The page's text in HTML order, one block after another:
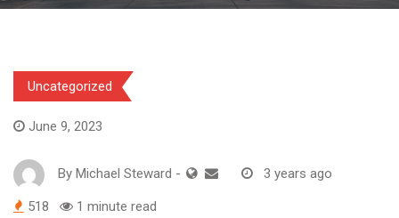
Uncategorized
June 9, 2023
By Michael Steward - 3 years ago
518 1 minute read